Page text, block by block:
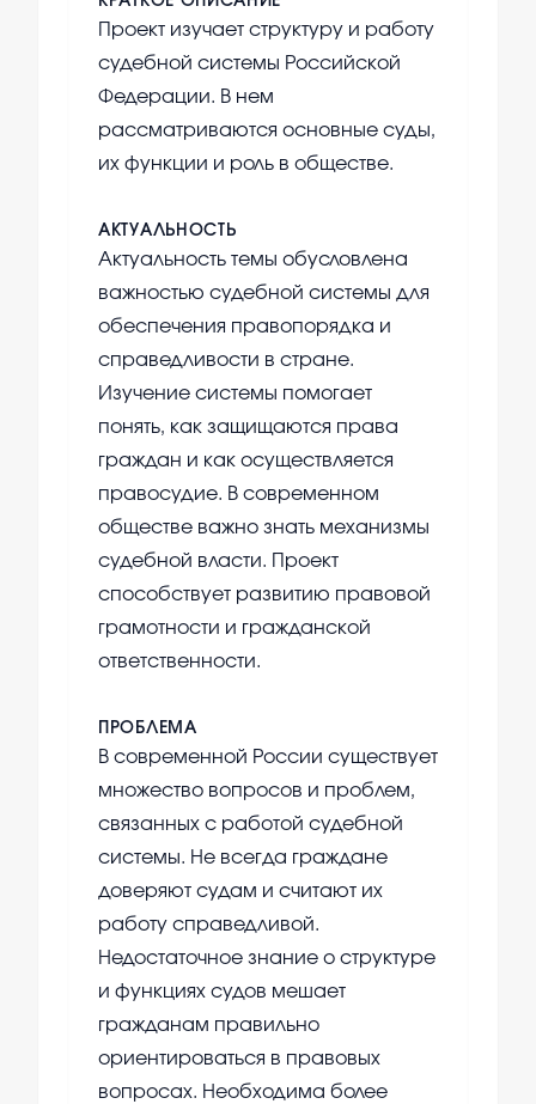
Проект изучает структуру и работу
судебной системы Российской
Федерации. В нем
рассматриваются основные суды,
их функции и роль в обществе.
АКТУАЛЬНОСТЬ
Актуальность темы обусловлена
важностью судебной системы для
обеспечения правопорядка и
справедливости в стране.
Изучение системы помогает
понять, как защищаются права
граждан и как осуществляется
правосудие. В современном
обществе важно знать механизмы
судебной власти. Проект
способствует развитию правовой
грамотности и гражданской
ответственности.
ПРОБЛЕМА
В современной России существует
множество вопросов и проблем,
связанных с работой судебной
системы. Не всегда граждане
доверяют судам и считают их
работу справедливой.
Недостаточное знание о структуре
и функциях судов мешает
гражданам правильно
ориентироваться в правовых
вопросах. Необходима более